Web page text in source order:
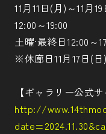
11月11日(月)～11月
12:00～19:00
土曜·最終日12:00～
※休廊日11月17日(日)
【ギャラリー公式サ
http://